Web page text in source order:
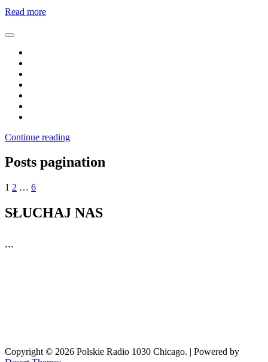
Read more
Continue reading
Posts pagination
1 2 … 6
SŁUCHAJ NAS
```
Copyright © 2026 Polskie Radio 1030 Chicago. | Powered by